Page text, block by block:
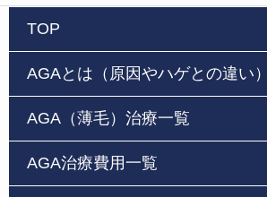
TOP
AGAとは（原因やハゲとの違い）
AGA（薄毛）治療一覧
AGA治療費用一覧